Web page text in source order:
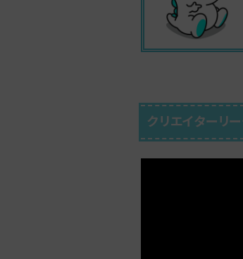
クリエイターリー